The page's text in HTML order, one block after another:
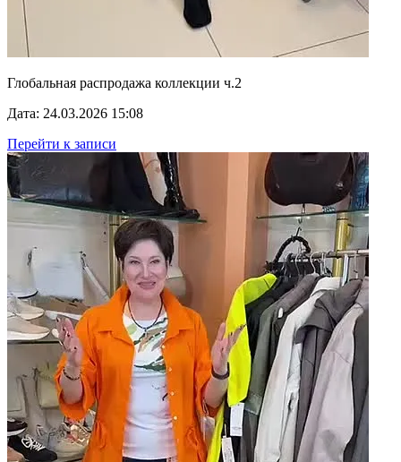
Глобальная распродажа коллекции ч.2
Дата: 24.03.2026 15:08
Перейти к записи